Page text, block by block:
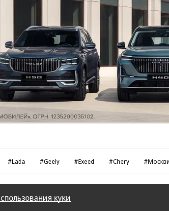
#Lada #Geely #Exeed #Chery
куки